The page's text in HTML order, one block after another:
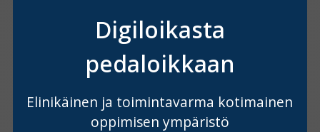
Digiloikasta
pedaloikkaan
Elinikäinen ja toimintavarma kotimainen
oppimisen ympäristö